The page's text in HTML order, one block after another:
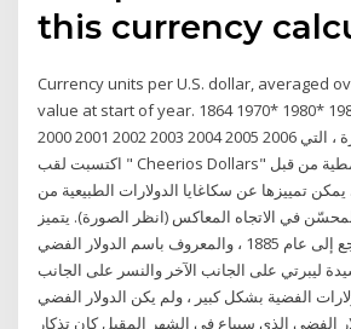
this currency
Currency units per U.S. dollar, averaged
value at start of year. 1864 1970* 1980*
2000 2001 2002 2003 2004 2005 2006 هذه العملات النادرة ، التي
اكتسبت لقب " Cheerios Dollars" بسرعة ، تعتبر عملة نمطية من قبل
تمييزها عن سكاغايا الدولارات الطبيعية من
في الاتجاه المعاكس (انظر الصورة). يتميز
الدولار الفضي الذي يرجع إلى عام 1885 ، والمعروف باسم الدولار الفضي
ليبرتي على الجانب الآخر والنسر على الجانب
الفضية بشكل كبير ، ولم يكن الدولار الفضي
الدولار الفضي الذي سيباع في الشهر المقبل كان تذكار